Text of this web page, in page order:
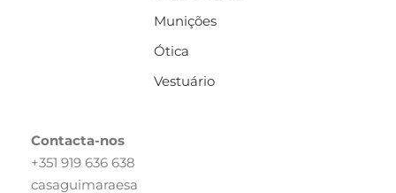
Munições
Ótica
Vestuário
Contacta-nos
+351 919 636 638
casaguimaraesa